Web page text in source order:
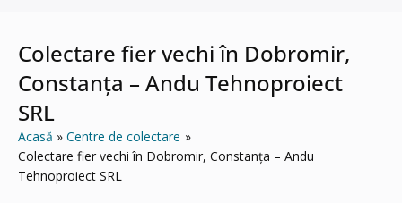
Colectare fier vechi în Dobromir,
Constanța – Andu Tehnoproiect
SRL
Acasă
Centre de colectare
Colectare fier vechi în Dobromir, Constanța – Andu
Tehnoproiect SRL